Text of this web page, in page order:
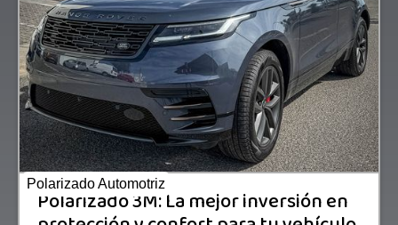
Polarizado Automotriz
Polarizado 3M: La mejor inversión en